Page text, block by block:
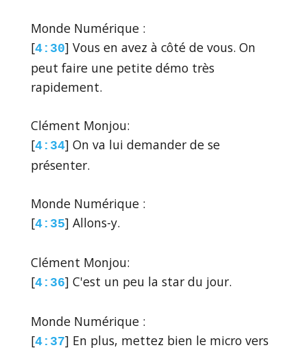
Monde Numérique :
[4:30] Vous en avez à côté de vous. On
peut faire une petite démo très
rapidement.
Clément Monjou:
[4:34] On va lui demander de se
présenter.
Monde Numérique :
[4:35] Allons-y.
Clément Monjou:
[4:36] C'est un peu la star du jour.
Monde Numérique :
[4:37] En plus, mettez bien le micro vers